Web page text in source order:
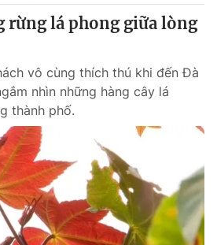
VTV8
English
rừng lá phong giữa lòng
vô cùng thích thú khi đến Đà
nhìn những hàng cây lá
thành phố.